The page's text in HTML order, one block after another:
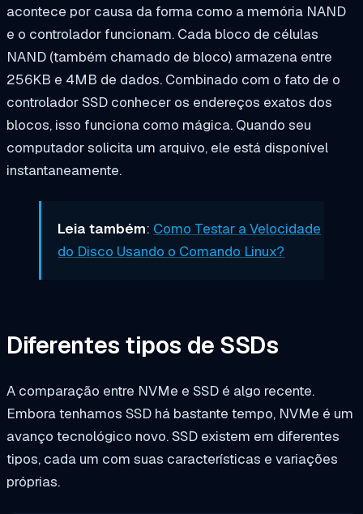
acontece por causa da forma como a memória NAND
e o controlador funcionam. Cada bloco de células
NAND (também chamado de bloco) armazena entre
256KB e 4MB de dados. Combinado com o fato de o
controlador SSD conhecer os endereços exatos dos
blocos, isso funciona como mágica. Quando seu
computador solicita um arquivo, ele está disponível
instantaneamente.
Leia também: Como Testar a Velocidade
do Disco Usando o Comando Linux?
Diferentes tipos de SSDs
A comparação entre NVMe e SSD é algo recente.
Embora tenhamos SSD há bastante tempo, NVMe é um
avanço tecnológico novo. SSD existem em diferentes
tipos, cada um com suas características e variações
próprias.